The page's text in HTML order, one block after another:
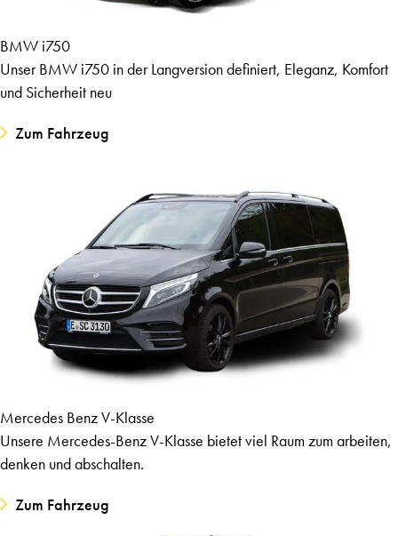
BMW i750
Unser BMW i750 in der Langversion definiert, Eleganz, Komfort
und Sicherheit neu
Zum Fahrzeug
Mercedes Benz V-Klasse
Unsere Mercedes-Benz V-Klasse bietet viel Raum zum arbeiten,
denken und abschalten.
Zum Fahrzeug